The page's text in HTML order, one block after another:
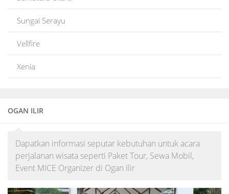
OGAN ILIR
Dapatkan informasi seputar kebutuhan untuk acara
perjalanan wisata seperti Paket Tour, Sewa Mobil,
Event MICE Organizer di Ogan Ilir
Sungai Serayu
Vellfire
Xenia